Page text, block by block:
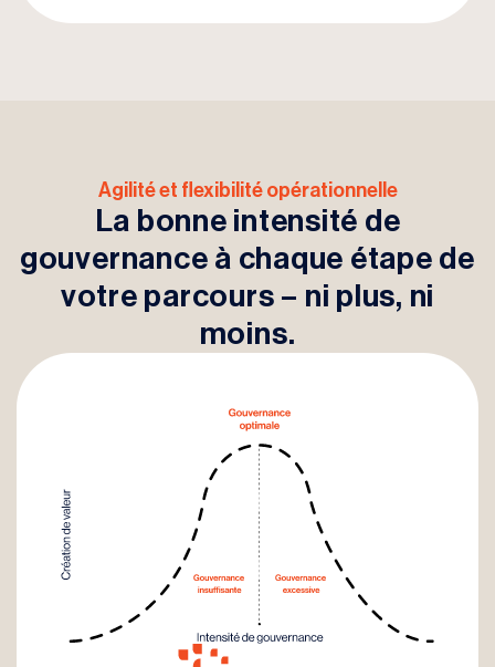
Agilité et flexibilité opérationnelle
La bonne intensité de
gouvernance à chaque étape de
votre parcours – ni plus, ni
moins.